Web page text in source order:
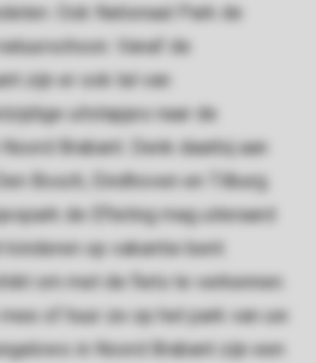
Ook Nationaal Park de
Vanaf de
zijn er ook tal van
uitstapjes naar de
Brabant. Denk daarbij aan
Bosch, Eindhoven en Tilburg.
de Efteling mag uiteraard
op vakantie bent.
om met de fiets te verkennen.
of huur ze op het park van uw
in Noord Brabant zijn een